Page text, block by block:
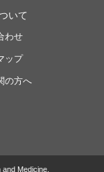
いて
わせ
ップ
の方へ
Medicine.